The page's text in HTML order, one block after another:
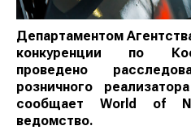
Департаментом
конкуренции по
проведено
розничного
сообщает World of
ведомство.